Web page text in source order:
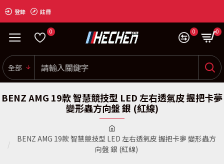
登錄 註冊
0 0 0
全部
BENZ AMG 19款 智慧競技型 LED 左右透氣皮 握把卡夢 變形蟲方
向盤 銀 (紅線)
BENZ AMG 19款 智慧競技型 LED 左右透氣皮 握把卡夢
變形蟲方向盤 銀 (紅線)